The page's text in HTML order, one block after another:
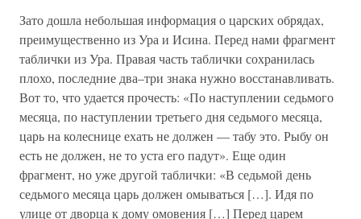
Зато дошла небольшая информация о царских обрядах,
преимущественно из Ура и Исина. Перед нами фрагмент
таблички из Ура. Правая часть таблички сохранилась
плохо, последние два–три знака нужно восстанавливать.
Вот то, что удается прочесть: «По наступлении седьмого
месяца, по наступлении третьего дня седьмого месяца,
царь на колеснице ехать не должен — табу это. Рыбу он
есть не должен, не то уста его падут». Еще один
фрагмент, но уже другой таблички: «В седьмой день
седьмого месяца царь должен омываться […]. Идя по
улице от дворца к дому омовения […] Перед царем